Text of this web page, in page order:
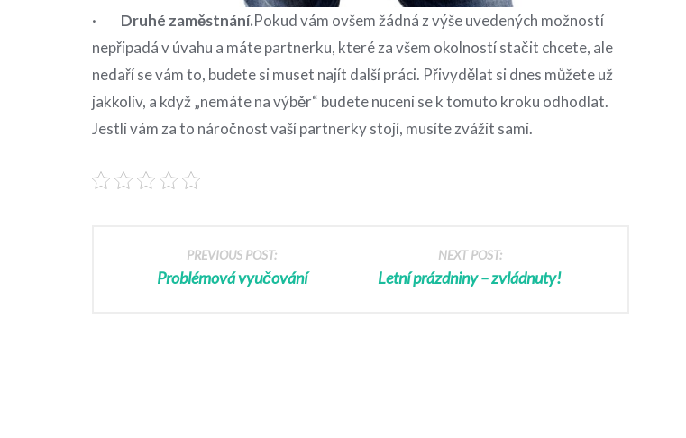
· Druhé zaměstnání.Pokud vám ovšem žádná z výše uvedených možností
nepřipadá v úvahu a máte partnerku, které za všem okolností stačit chcete, ale
nedaří se vám to, budete si muset najít další práci. Přivydělat si dnes můžete už
jakkoliv, a když „nemáte na výběr“ budete nuceni se k tomuto kroku odhodlat.
Jestli vám za to náročnost vaší partnerky stojí, musíte zvážit sami.
PREVIOUS POST:
Problémová vyučování
NEXT POST:
Letní prázdniny – zvládnuty!